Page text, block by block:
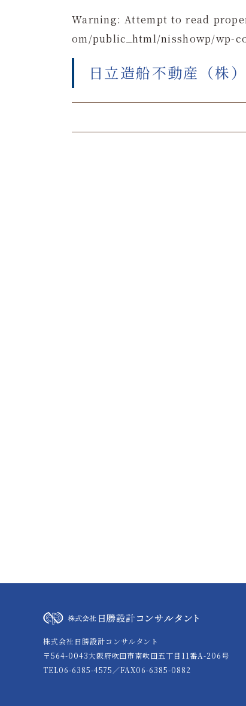
Warning: Attempt to read
om/public_html/nisshowp/wp-
日立造船不動産（株
株式会社日勝設計コンサルタント
〒564-0043大阪府吹田市南吹田五丁目11番A-206号
TEL06-6385-4575／FAX06-6385-0882